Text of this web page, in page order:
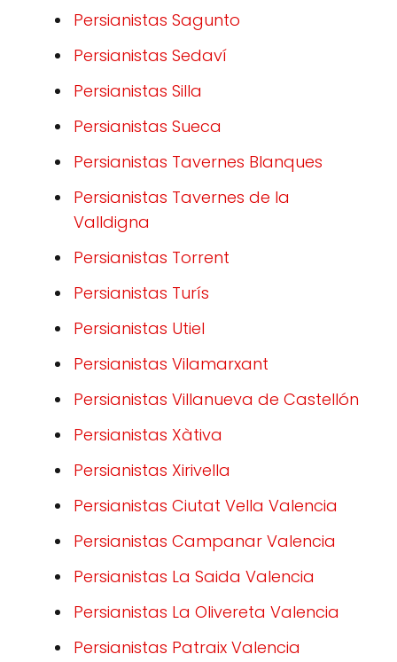
Persianistas Sagunto
Persianistas Sedaví
Persianistas Silla
Persianistas Sueca
Persianistas Tavernes Blanques
Persianistas Tavernes de la
Valldigna
Persianistas Torrent
Persianistas Turís
Persianistas Utiel
Persianistas Vilamarxant
Persianistas Villanueva de Castellón
Persianistas Xàtiva
Persianistas Xirivella
Persianistas Ciutat Vella Valencia
Persianistas Campanar Valencia
Persianistas La Saida Valencia
Persianistas La Olivereta Valencia
Persianistas Patraix Valencia